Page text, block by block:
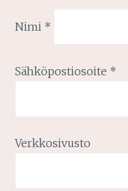
Nimi *
Sähköpostiosoite *
Verkkosivusto